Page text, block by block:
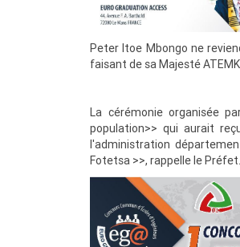
Peter Itoe Mbongo ne
faisant de sa Majesté
La cérémonie organisée
population>> qui aurait
l'administration
Fotetsa >>, rappelle le Préfet.